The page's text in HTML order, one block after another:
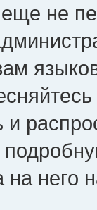
не
и
на него